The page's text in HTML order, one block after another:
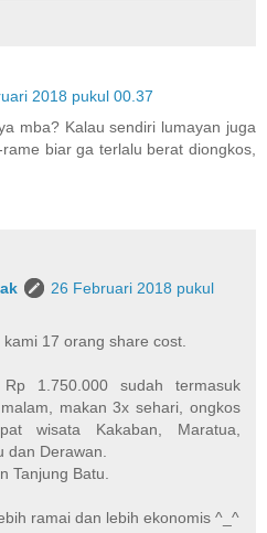
2018 pukul 00.37
mba? Kalau sendiri lumayan juga
biar ga terlalu berat diongkos,
26 Februari 2018 pukul
17 orang share cost.
1.750.000 sudah termasuk
makan 3x sehari, ongkos
wisata Kakaban, Maratua,
dan Derawan.
Tanjung Batu.
ramai dan lebih ekonomis ^_^